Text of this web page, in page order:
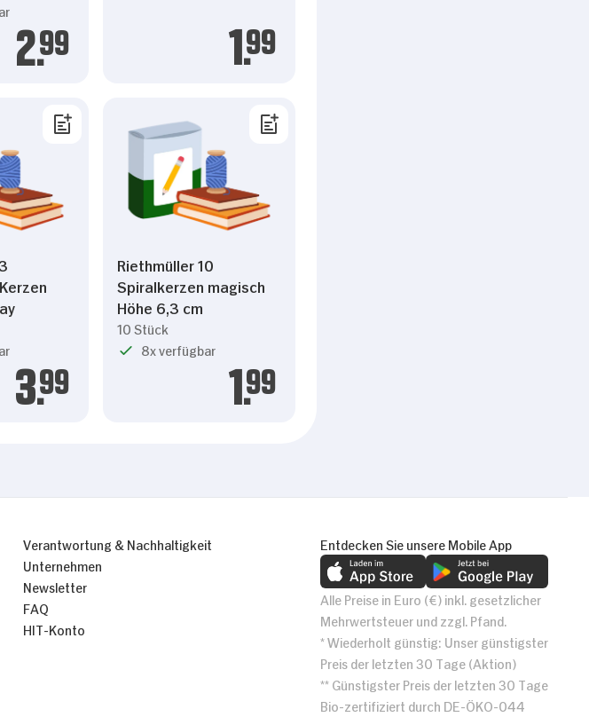
2.99 1.99
3.99
Riethmüller 10
Spiralkerzen magisch
Höhe 6,3 cm
10 Stück
8x verfügbar
1.99
Verantwortung & Nachhaltigkeit
Unternehmen
Newsletter
FAQ
HIT-Konto
Entdecken Sie unsere Mobile App
Alle Preise in Euro (€) inkl. gesetzlicher
Mehrwertsteuer und zzgl. Pfand.
* Wiederholt günstig: Unser günstigster
Preis der letzten 30 Tage (Aktion)
** Günstigster Preis der letzten 30 Tage
Bio-zertifiziert durch DE-ÖKO-044